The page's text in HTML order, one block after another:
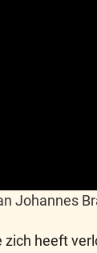
Johannes
heeft